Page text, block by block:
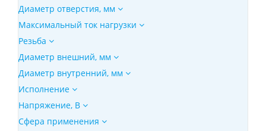
Диаметр отверстия, мм
Максимальный ток нагрузки
Резьба
Диаметр внешний, мм
Диаметр внутренний, мм
Исполнение
Напряжение, В
Сфера применения